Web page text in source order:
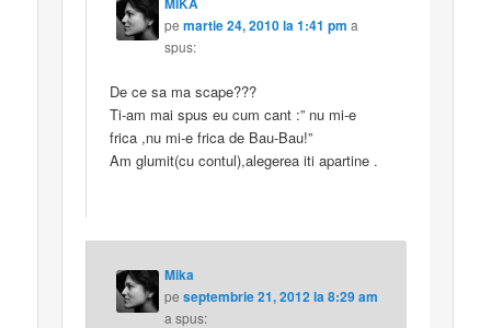
pemartie 24, 2010 la 1:41 pm a
spus:
De ce sa ma scape???
Ti-am mai spus eu cum cant :” nu mi-e
frica ,nu mi-e frica de Bau-Bau!”
Am glumit(cu contul),alegerea iti apartine .
Mika
peseptembrie 21, 2012 la 8:29 am
a spus: